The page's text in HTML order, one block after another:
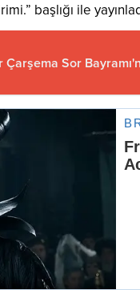
başlığı ile
Sor